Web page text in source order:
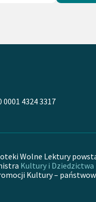
4324 3317
Wolne Lektury
Kultury i Dziedzictwa
Kultury –